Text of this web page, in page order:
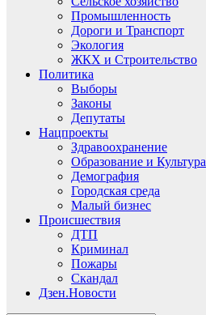
Промышленность
Дороги и Транспорт
Экология
ЖКХ и Строительство
Политика
Выборы
Законы
Депутаты
Нацпроекты
Здравоохранение
Образование и Культура
Демография
Городская среда
Малый бизнес
Происшествия
ДТП
Криминал
Пожары
Скандал
Дзен.Новости